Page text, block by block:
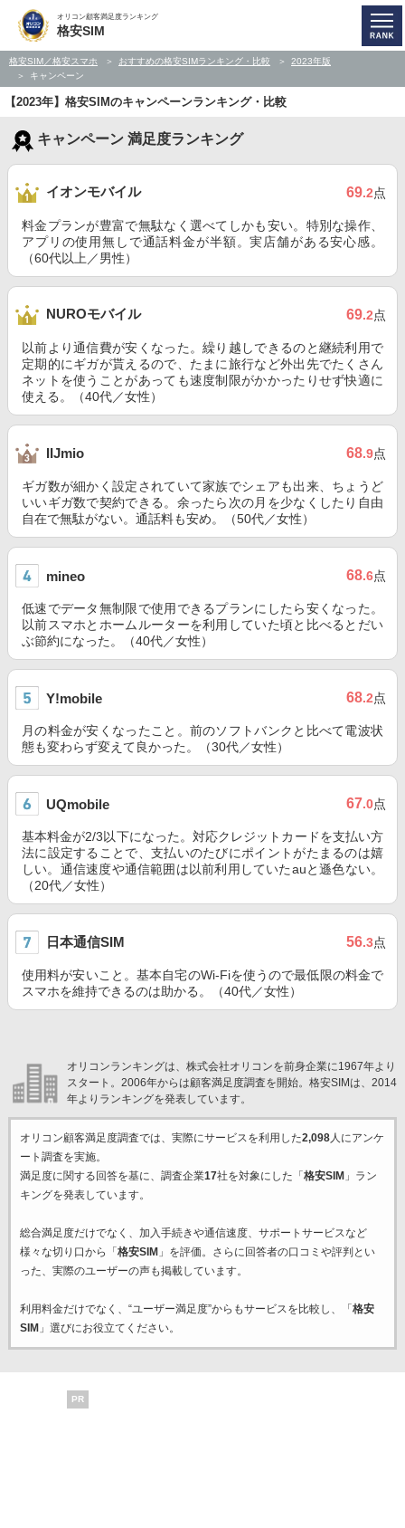
オリコン顧客満足度ランキング
格安SIM
格安SIM／格安スマホ おすすめの格安SIMランキング・比較
2023年版
キャンペーン
【2023年】格安SIMのキャンペーンランキング・比較
キャンペーン 満足度ランキング
イオンモバイル 69.2点
料金プランが豊富で無駄なく選べてしかも安い。特別な操作、
アプリの使用無しで通話料金が半額。実店舗がある安心感。
（60代以上／男性）
NUROモバイル 69.2点
以前より通信費が安くなった。繰り越しできるのと継続利用で
定期的にギガが貰えるので、たまに旅行など外出先でたくさん
ネットを使うことがあっても速度制限がかかったりせず快適に
使える。（40代／女性）
IIJmio 68.9点
ギガ数が細かく設定されていて家族でシェアも出来、ちょうど
いいギガ数で契約できる。余ったら次の月を少なくしたり自由
自在で無駄がない。通話料も安め。（50代／女性）
mineo 68.6点
低速でデータ無制限で使用できるプランにしたら安くなった。
以前スマホとホームルーターを利用していた頃と比べるとだい
ぶ節約になった。（40代／女性）
Y!mobile 68.2点
月の料金が安くなったこと。前のソフトバンクと比べて電波状
態も変わらず変えて良かった。（30代／女性）
UQmobile 67.0点
基本料金が2/3以下になった。対応クレジットカードを支払い方
法に設定することで、支払いのたびにポイントがたまるのは嬉
しい。通信速度や通信範囲は以前利用していたauと遜色ない。
（20代／女性）
日本通信SIM 56.3点
使用料が安いこと。基本自宅のWi-Fiを使うので最低限の料金で
スマホを維持できるのは助かる。（40代／女性）
オリコンランキングは、株式会社オリコンを前身企業に1967年より
スタート。2006年からは顧客満足度調査を開始。格安SIMは、2014
年よりランキングを発表しています。
オリコン顧客満足度調査では、実際にサービスを利用した2,098人にアンケ
ート調査を実施。
満足度に関する回答を基に、調査企業17社を対象にした「 格安SIM 」ラン
キングを発表しています。
総合満足度だけでなく、加入手続きや通信速度、サポートサービスなど
様々な切り口から「 格安SIM 」を評価。さらに回答者の口コミや評判とい
った、実際のユーザーの声も掲載しています。
利用料金だけでなく、“ユーザー満足度”からもサービスを比較し、「 格安
SIM 」選びにお役立てください。
PR